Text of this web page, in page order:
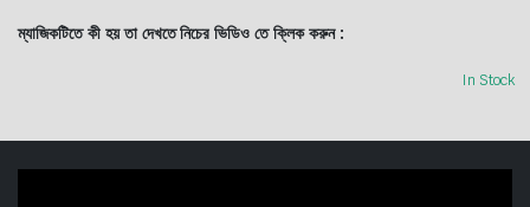
ম্যাজিকটিতে কী হয় তা দেখতে নিচের ভিডিও তে ক্লিক করুন :
In Stock